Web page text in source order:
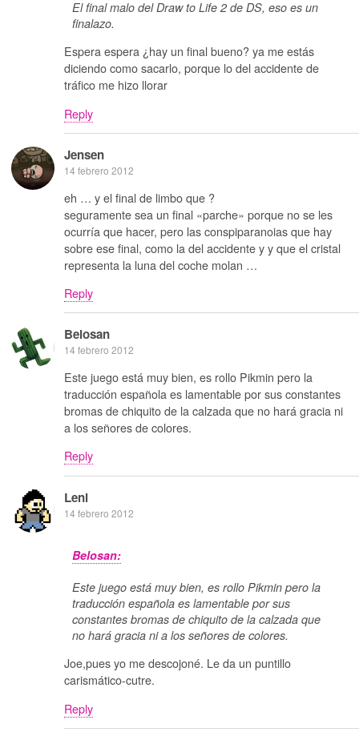
El final malo del Draw to Life 2 de DS, eso es un
finalazo.
Espera espera ¿hay un final bueno? ya me estás
diciendo como sacarlo, porque lo del accidente de
tráfico me hizo llorar
Reply
Jensen
14 febrero 2012
eh … y el final de limbo que ?
seguramente sea un final «parche» porque no se les
ocurría que hacer, pero las conspiparanoias que hay
sobre ese final, como la del accidente y y que el cristal
representa la luna del coche molan …
Reply
Belosan
14 febrero 2012
Este juego está muy bien, es rollo Pikmin pero la
traducción española es lamentable por sus constantes
bromas de chiquito de la calzada que no hará gracia ni
a los señores de colores.
Reply
Leni
14 febrero 2012
Belosan:
Este juego está muy bien, es rollo Pikmin pero la
traducción española es lamentable por sus
constantes bromas de chiquito de la calzada que
no hará gracia ni a los señores de colores.
Joe,pues yo me descojoné. Le da un puntillo
carismático-cutre.
Reply